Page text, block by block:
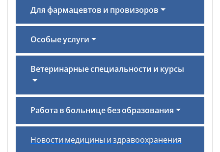
Для фармацевтов и провизоров
Особые услуги
Ветеринарные специальности и курсы
Работа в больнице без образования
Новости медицины и здравоохранения